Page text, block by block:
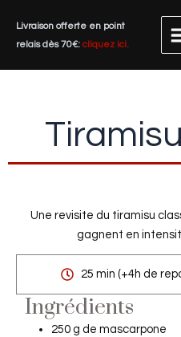
contenu
Livraison offerte en point
relais dès 70€: cliquez ici.
Une revisite du tiramisu
gagnent en
25 min (+4h de
Ingrédients
250 g de mascarpone